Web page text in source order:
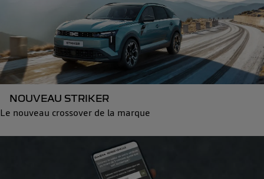
NOUVEAU STRIKER
Le nouveau crossover de la marque